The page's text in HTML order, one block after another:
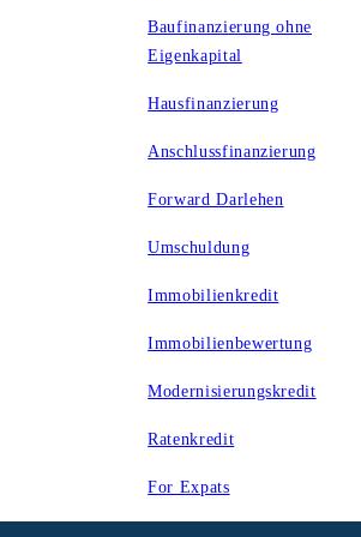
Baufinanzierung ohne
Eigenkapital
Hausfinanzierung
Anschlussfinanzierung
Forward Darlehen
Umschuldung
Immobilienkredit
Immobilienbewertung
Modernisierungskredit
Ratenkredit
For Expats